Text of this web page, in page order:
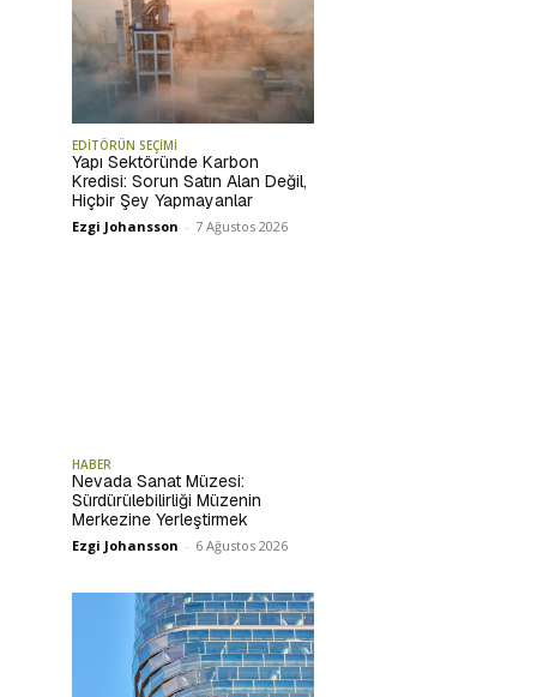
EDİTÖRÜN SEÇİMİ
Yapı Sektöründe Karbon
Kredisi: Sorun Satın Alan Değil,
Hiçbir Şey Yapmayanlar
Ezgi Johansson - 7 Ağustos 2026
HABER
Nevada Sanat Müzesi:
Sürdürülebilirliği Müzenin
Merkezine Yerleştirmek
Ezgi Johansson - 6 Ağustos 2026